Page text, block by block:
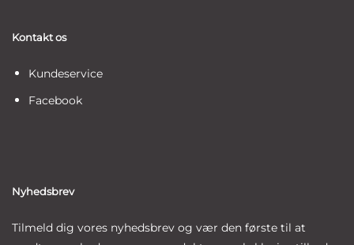
Kontakt os
Kundeservice
Facebook
Nyhedsbrev
Tilmeld dig vores nyhedsbrev og vær den første til at